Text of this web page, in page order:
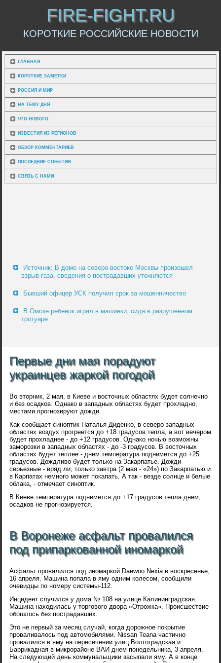
FIRE-FIGHT.RU
КОРОТКИЕ РОССИЙСКИЕ НОВОСТИ
ГЛАВНАЯ
КОРОТКИЕ ЗАМЕТКИ
РОССИЯ И МИР
НА ТЕМУ ДНЯ
ЧТО НОВОГО
ИЗВЕСТИЯ ИЗ РЕГИОНОВ
ОБЗОР КОММЕНТАРИЕВ
ПОСЛЕДНИЕ СОБЫТИЯ
СВЯЗЬ С НАМИ
Источник: В доме на северо-востоке Москвы произошел
взрыв газа, сведения о пострадавших уточняются
Бывший офицер УСК получил срок за мошенничество
В Омске ребенок играл в машинки, сидя в разрушенном
тротуаре
Первые дни мая порадуют
украинцев жаркой погодой
Во вторник, 2 мая, в Киеве и восточных областях будет солнечно
и без осадков. Однако в западных областях будет прохладно,
местами прогнозируют дожди.
Как сообщает синоптик Наталья Диденко, в северо-западных
областях воздух прогреется до +18 градусов тепла, а вот вечером
будет прохладнее - до +12 градусов. Однако ночью возможны
заморозки в западных областях - до -3 градусов. В восточных
областях будет теплее - днем температура поднимется до +25
градусов. Дождливо будет только на Закарпатье. Дожди
серьезные - вряд ли, только завтра (2 мая - «24») по Закарпатью и
в Карпатах немного может покапать. А так - везде солнце и белые
облака, - отмечает синоптик.
В Киеве температура поднимется до +17 градусов тепла днем,
осадков не прогнозируется.
В Воронеже асфальт провалился
под припаркованной иномаркой
Асфальт провалился под иномаркой Daewoo Nexia в воскресенье,
16 апреля. Машина попала в яму одним колесом, сообщили
очевидцы по номеру системы-112.
Инцидент случился у дома № 108 на улице Калининградская.
Машина находилась у торгового двора «Отрожка». Происшествие
обошлось без пострадавших.
Это не первый за месяц случай, когда дорожное покрытие
проваливалось под автомобилями. Nissan Teana частично
провалился в яму на пересечении улиц Волгоградская и
Баррикадная в микрорайоне ВАИ днем понедельника, 3 апреля.
На следующий день коммунальщики засыпали яму. А в конце